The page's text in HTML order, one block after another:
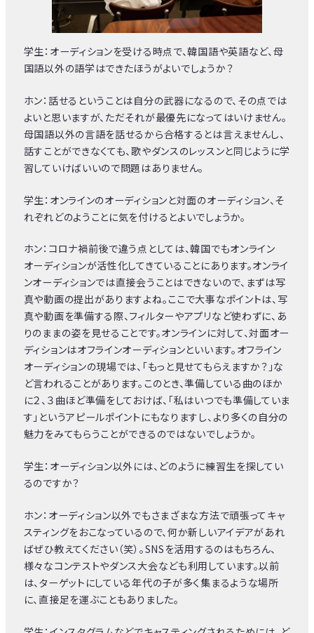
学生：オーディションを受ける時点で、韓国語や英語など、母
国語以外の語学はできたほうがよいでしょうか？
ホン：話せるということは自分の武器になるので、その点では
よいと思いますが、ただそれが最優先になってはいけません。
母国語以外の言語を話せるから合格するとは言えませんし、
話すことができなくても、歌やダンスのレッスンと同じように学
習していけばいいので問題はありません。
学生：オンラインのオーディションと対面のオーディション、そ
れぞれどのようことに気を付けるとよいでしょうか。
ホン：コロナ禍前後で違う点としては、韓国でもオンライン
オーディションが活性化してきていることにあります。オンライ
ンオーディションでは直接会うことはできないので、まずは写
真や動画の提出がありますよね。ここで大事なポイントは、写
真や動画を準備する際、フィルターやアプリなど使わずに、あ
りのままの姿を見せることです。オンラインに対して、対面オー
ディションはオフラインオーディションといいます。オフライン
オーディションの現場では、「もっと見せてもらえますか？」な
ど言われることがあります。このとき、準備している曲のほか
に２、３曲ほど準備をしておけば、「私はいつでも準備していま
す」というアピールポイントにもなりますし、より多くの自分の
魅力をみてもらうことができるのではないでしょうか。
学生：オーディション以外には、どのように練習生を探してい
るのですか？
ホン：オーディション以外でもさまざまな方法で頑張ってキャ
スティングをおこなっているので、何か新しいアイデアがあれ
ばぜひ教えてください（笑）。SNSを活用するのはもちろん、
様々なコンテストやダンス大会なども利用しています。以前
は、ターゲットにしている年代の子が多く集まるような場所
に、直接足を運ぶこともありました。